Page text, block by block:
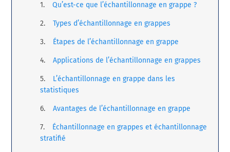
Qu’est-ce que l’échantillonnage en grappe ?
Types d’échantillonnage en grappes
Étapes de l’échantillonnage en grappe
Applications de l’échantillonnage en grappes
L’échantillonnage en grappe dans les
statistiques
Avantages de l’échantillonnage en grappe
Échantillonnage en grappes et échantillonnage
stratifié